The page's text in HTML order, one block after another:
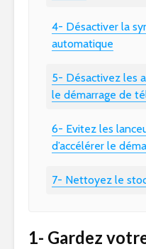
4- Désactiver la
automatique
5- Désactivez les
le démarrage de
6- Evitez les
d’accélérer le
7- Nettoyez le
1- Gardez